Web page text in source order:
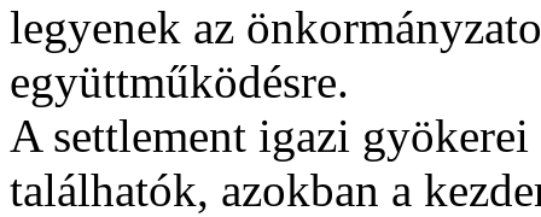
legyenek az
együttműködésre.
A settlement igazi
találhatók, azokban a